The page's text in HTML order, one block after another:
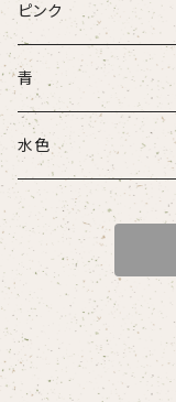
ピンク
青
水色